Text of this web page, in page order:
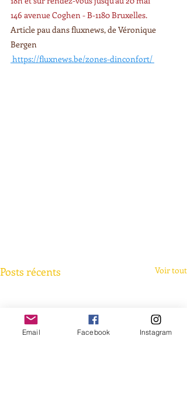
146 avenue Coghen - B-1180 Bruxelles.
Article pau dans fluxnews, de Véronique
Bergen
https://fluxnews.be/zones-dinconfort/
Posts récents Voir tout
Email Facebook Instagram